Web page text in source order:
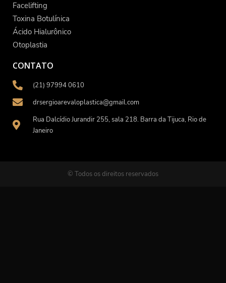
Facelifting
Toxina Botulínica
Ácido Hialurônico
Otoplastia
CONTATO
(21) 97994 0610
drsergioarevaloplastica@gmail.com
Rua Dalcídio Jurandir 255, sala 218. Barra da Tijuca, Rio de
Janeiro
© Todos os direitos reservados